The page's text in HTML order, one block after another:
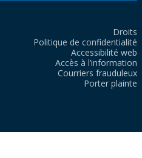
Droits
Politique de confidentialité
Accessibilité web
Accès à l’information
Courriers frauduleux
Porter plainte